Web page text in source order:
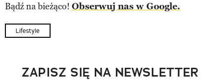
Bądź na bieżąco! Obserwuj nas w Google.
Lifestyle
ZAPISZ SIĘ NA NEWSLETTER